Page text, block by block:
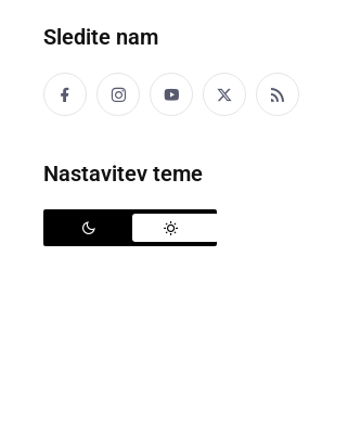
Sledite nam
Nastavitev teme